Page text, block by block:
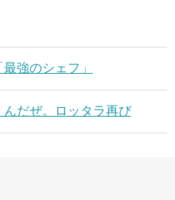
強のシェフ」
だぜ。ロッタラ再び